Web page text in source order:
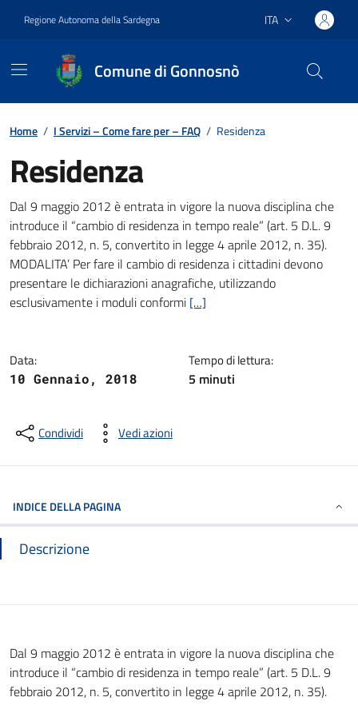
Regione Autonoma della Sardegna Lingua attiva:
ITA
Comune di Gonnosnò
Home / I Servizi – Come fare per – FAQ / Residenza
Residenza
Dettagli della notizia
Dal 9 maggio 2012 è entrata in vigore la nuova disciplina che
introduce il “cambio di residenza in tempo reale” (art. 5 D.L. 9
febbraio 2012, n. 5, convertito in legge 4 aprile 2012, n. 35).
MODALITA’ Per fare il cambio di residenza i cittadini devono
presentare le dichiarazioni anagrafiche, utilizzando
esclusivamente i moduli conformi […]
Data:
10 Gennaio, 2018
Tempo di lettura:
5 minuti
Condividi Vedi azioni
INDICE DELLA PAGINA
Descrizione
Dal 9 maggio 2012 è entrata in vigore la nuova disciplina che
introduce il “cambio di residenza in tempo reale” (art. 5 D.L. 9
febbraio 2012, n. 5, convertito in legge 4 aprile 2012, n. 35).